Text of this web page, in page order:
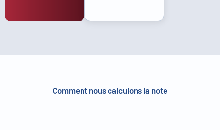
Comment nous calculons la note